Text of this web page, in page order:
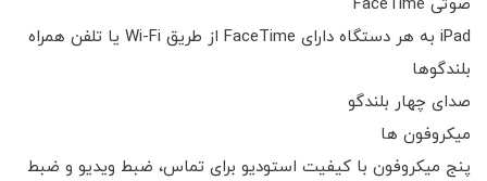
صوتی FaceTime
iPad به هر دستگاه دارای FaceTime از طریق Wi-Fi یا تلفن همراه
بلندگوها
صدای چهار بلندگو
میکروفون ها
پنج میکروفون با کیفیت استودیو برای تماس، ضبط ویدیو و ضبط